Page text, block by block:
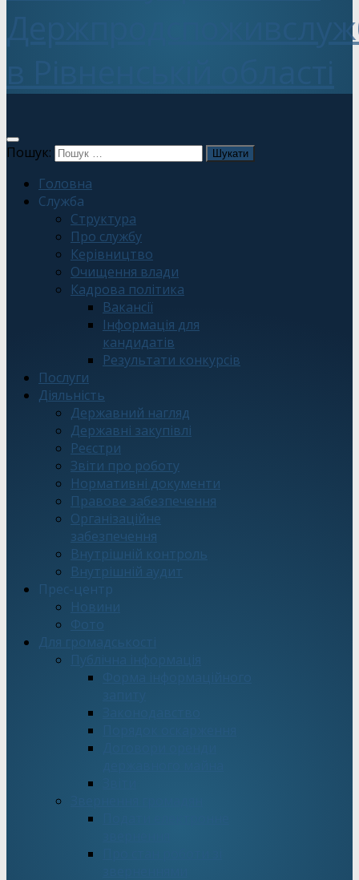
Пошук:
Головна
Служба
Структура
Про службу
Керівництво
Очищення влади
Кадрова політика
Вакансії
Інформація для
кандидатів
Результати конкурсів
Послуги
Діяльність
Державний нагляд
Державні закупівлі
Реєстри
Звіти про роботу
Нормативні документи
Правове забезпечення
Організаційне
забезпечення
Внутрішній контроль
Внутрішній аудит
Прес-центр
Новини
Фото
Для громадськості